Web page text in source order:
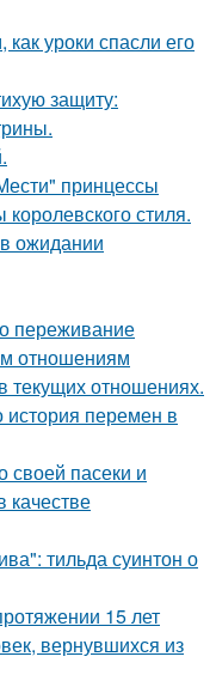
уроки спасли его
защиту:
принцессы
стиля.
ожидании
переживание
отношениям
текущих отношениях.
история перемен в
пасеки и
качестве
тильда суинтон о
15 лет
вернувшихся из